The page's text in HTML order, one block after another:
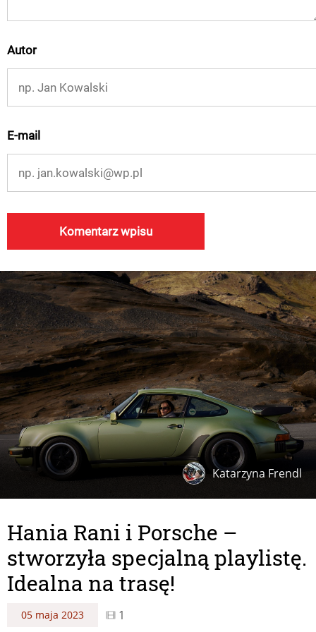
Autor
E-mail
Katarzyna Frendl
Hania Rani i Porsche –
stworzyła specjalną playlistę.
Idealna na trasę!
05 maja 2023 1